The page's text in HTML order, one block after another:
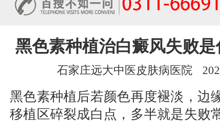
黑色素种植治白癜风失败
石家庄远大中医皮肤病医院
黑色素种植后若颜色再度褪淡，边
移植区碎裂成白点，多半就是失败